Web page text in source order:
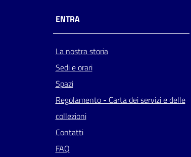
ENTRA
La nostra storia
Sedi e orari
Spazi
Regolamento - Carta dei servizi e delle
collezioni
Contatti
FAQ